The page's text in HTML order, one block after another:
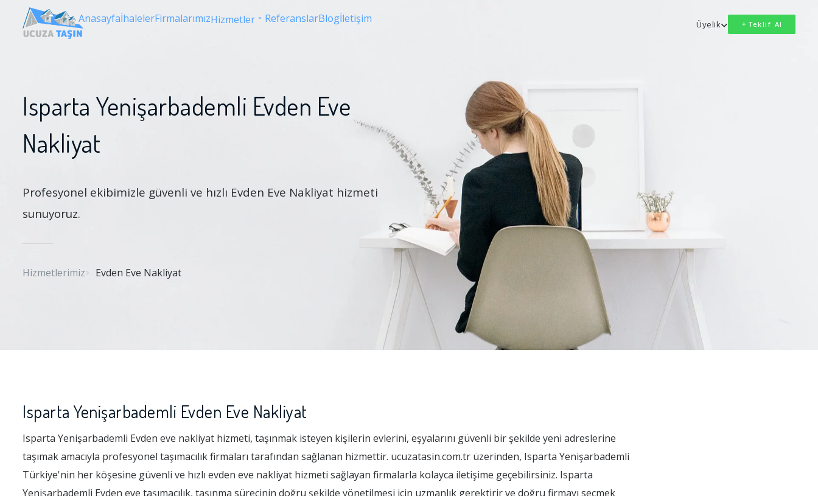
AnasayfaİhalelerFirmalarımızHizmetler ReferanslarBlogİletişim Üyelik Teklif Al
Isparta Yenişarbademli Evden Eve
Nakliyat
Profesyonel ekibimizle güvenli ve hızlı Evden Eve Nakliyat hizmeti
sunuyoruz.
Hizmetlerimiz Evden Eve Nakliyat
Isparta Yenişarbademli Evden Eve Nakliyat
Isparta Yenişarbademli Evden eve nakliyat hizmeti, taşınmak isteyen kişilerin evlerini, eşyalarını güvenli bir şekilde yeni adreslerine
taşımak amacıyla profesyonel taşımacılık firmaları tarafından sağlanan hizmettir. ucuzatasin.com.tr üzerinden, Isparta Yenişarbademli
Türkiye'nin her köşesine güvenli ve hızlı evden eve nakliyat hizmeti sağlayan firmalarla kolayca iletişime geçebilirsiniz. Isparta
Yenişarbademli Evden eve taşımacılık, taşınma sürecinin doğru şekilde yönetilmesi için uzmanlık gerektirir ve doğru firmayı seçmek